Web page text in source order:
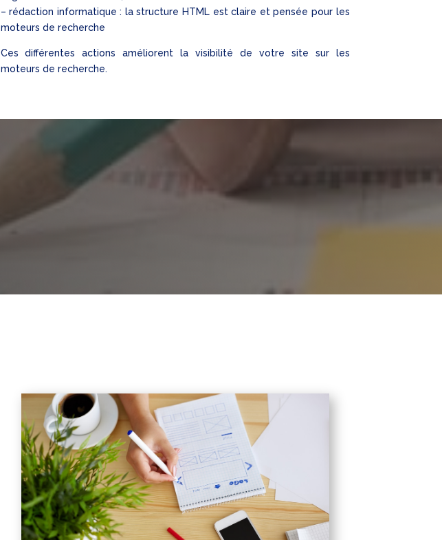
– rédaction informatique : la structure HTML est claire et pensée pour les
moteurs de recherche
Ces différentes actions améliorent la visibilité de votre site sur les
moteurs de recherche.